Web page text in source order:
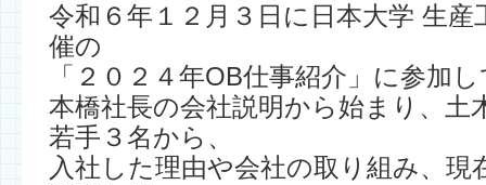
令和６年１２月３日に日本大学 生産
催の
「２０２４年OB仕事紹介」に参加
本橋社長の会社説明から始まり、土
若手３名から、
入社した理由や会社の取り組み、現